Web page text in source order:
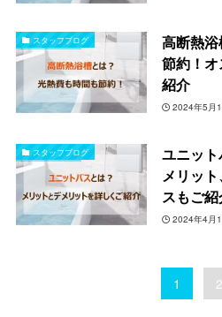
スタッフブログ
高断熱
節約！
紹介
2024年5月
スタッフブログ
ユニッ
メリッ
スもご
2024年4月
1 2